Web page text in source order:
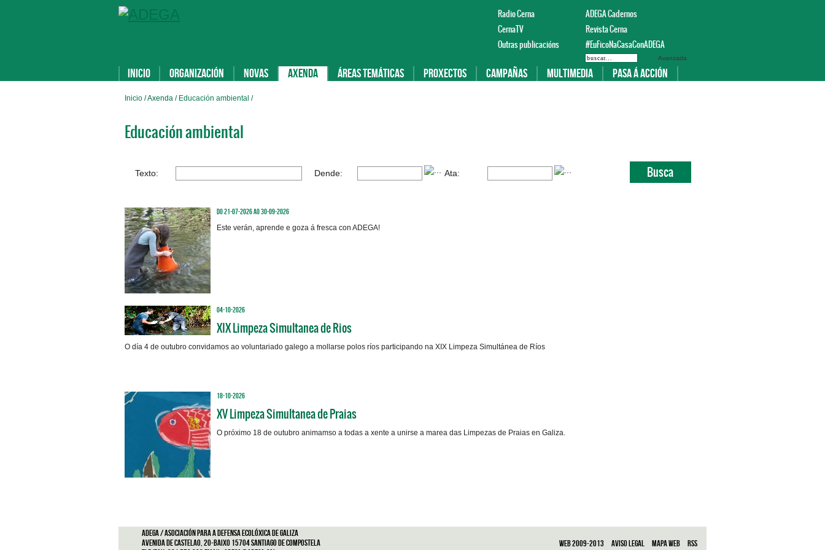
Radio Cerna
ADEGA Cadernos
CernaTV
Revista Cerna
Outras publicacións
#EuFicoNaCasaConADEGA
Avanzada
Inicio Organización Novas Axenda Áreas temáticas Proxectos Campañas Multimedia Pasa á acción
Inicio / Axenda / Educación ambiental /
Educación ambiental
Texto: Dende: Ata:
Do 21-07-2026 ao 30-09-2026
Este verán, aprende e goza á fresca con ADEGA!
04-10-2026
XIX Limpeza Simultanea de Rios
O día 4 de outubro convidamos ao voluntariado galego a mollarse polos ríos participando na XIX Limpeza Simultánea de Ríos
18-10-2026
XV Limpeza Simultanea de Praias
O próximo 18 de outubro animamso a todas a xente a unirse a marea das Limpezas de Praias en Galiza.
ADEGA / Asociación para a defensa ecolóxica de Galiza
Avenida de Castelao, 20-Baixo 15704 Santiago de Compostela
Web 2009-2013 Aviso legal Mapa web RSS